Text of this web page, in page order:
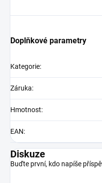
Doplňkové parametry
Kategorie:
Záruka:
Hmotnost:
EAN:
Diskuze
Buďte první, kdo napíše